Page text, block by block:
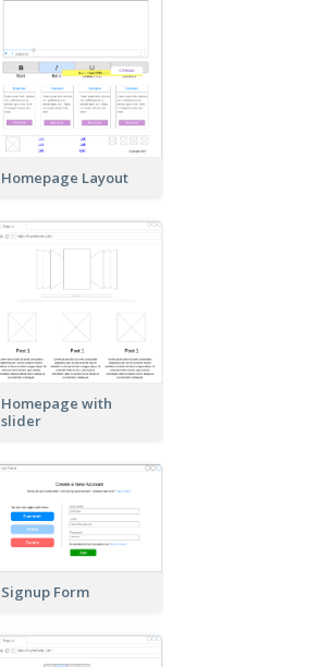
Homepage Layout
Homepage with
slider
Signup Form